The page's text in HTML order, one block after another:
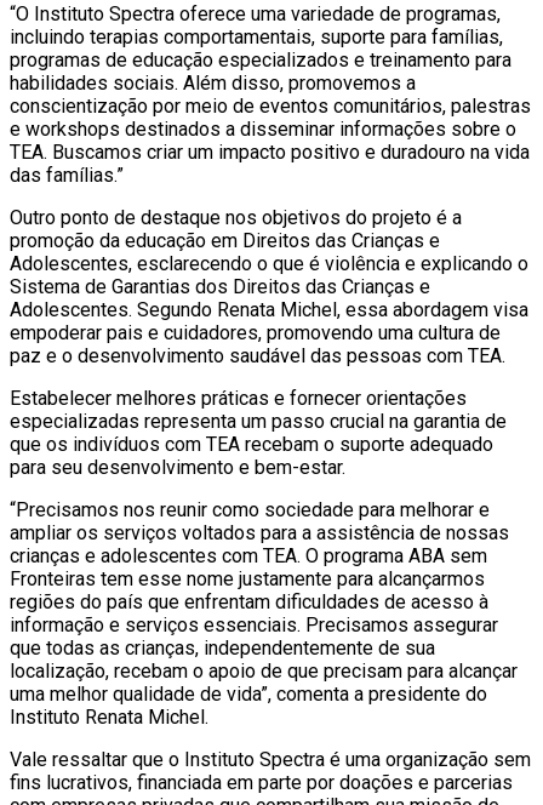
“O Instituto Spectra oferece uma variedade de programas,
incluindo terapias comportamentais, suporte para famílias,
programas de educação especializados e treinamento para
habilidades sociais. Além disso, promovemos a
conscientização por meio de eventos comunitários, palestras
e workshops destinados a disseminar informações sobre o
TEA. Buscamos criar um impacto positivo e duradouro na vida
das famílias.”
Outro ponto de destaque nos objetivos do projeto é a
promoção da educação em Direitos das Crianças e
Adolescentes, esclarecendo o que é violência e explicando o
Sistema de Garantias dos Direitos das Crianças e
Adolescentes. Segundo Renata Michel, essa abordagem visa
empoderar pais e cuidadores, promovendo uma cultura de
paz e o desenvolvimento saudável das pessoas com TEA.
Estabelecer melhores práticas e fornecer orientações
especializadas representa um passo crucial na garantia de
que os indivíduos com TEA recebam o suporte adequado
para seu desenvolvimento e bem-estar.
“Precisamos nos reunir como sociedade para melhorar e
ampliar os serviços voltados para a assistência de nossas
crianças e adolescentes com TEA. O programa ABA sem
Fronteiras tem esse nome justamente para alcançarmos
regiões do país que enfrentam dificuldades de acesso à
informação e serviços essenciais. Precisamos assegurar
que todas as crianças, independentemente de sua
localização, recebam o apoio de que precisam para alcançar
uma melhor qualidade de vida”, comenta a presidente do
Instituto Renata Michel.
Vale ressaltar que o Instituto Spectra é uma organização sem
fins lucrativos, financiada em parte por doações e parcerias